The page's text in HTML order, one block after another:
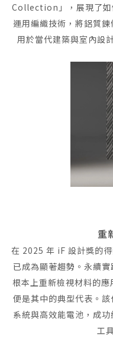
Collection」，展現了如
運用編織技術，將鋁質
用於當代建築與室內設
重
在 2025 年 iF 設計獎的
已成為顯著趨勢。永續
根本上重新檢視材料的
便是其中的典型代表。
系統與高效能電池，成
工